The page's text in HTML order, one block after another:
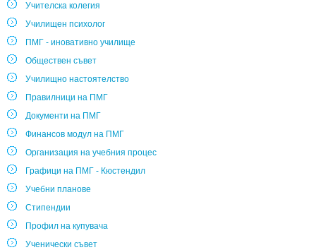
Учителска колегия
Училищен психолог
ПМГ - иновативно училище
Обществен съвет
Училищно настоятелство
Правилници на ПМГ
Документи на ПМГ
Финансов модул на ПМГ
Организация на учебния процес
Графици на ПМГ - Кюстендил
Учебни планове
Стипендии
Профил на купувача
Ученически съвет